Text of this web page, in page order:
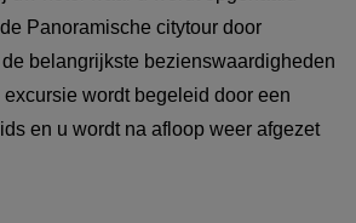
Panoramische citytour door
belangrijkste bezienswaardigheden
wordt begeleid door een
en u wordt na afloop weer afgezet